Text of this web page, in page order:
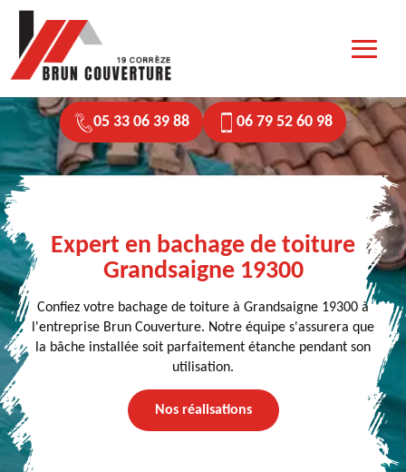
05 33 06 39 88 06 79 52 60 98
Expert en bachage de toiture
Grandsaigne 19300
Confiez votre bachage de toiture à Grandsaigne 19300 à
l'entreprise Brun Couverture. Notre équipe s'assurera que
la bâche installée soit parfaitement étanche pendant son
utilisation.
Nos réalisations